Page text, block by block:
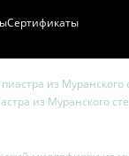
Сертификаты
из Муранского